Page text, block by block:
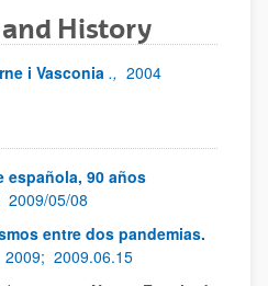
History
i Vasconia ., 2004
española, 90 años
2009/05/08
entre dos pandemias.
2009; 2009.06.15